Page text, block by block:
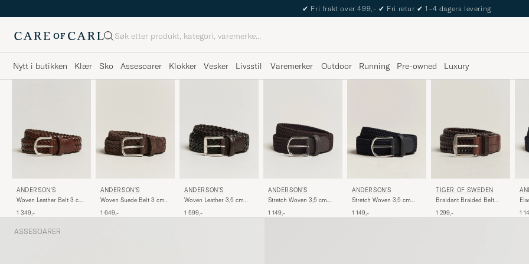
✔ Fri frakt over 499,- ✔ Fri retur ✔ 1–4 dagers levering
Søk
Nytt i butikken Klær Sko Assesoarer Klokker Vesker Livsstil Varemerker Outdoor Running Pre-owned Luxury
ANDERSON'S
Woven Leather Belt 3 cm
1 349,-
ANDERSON'S
Woven Suede Belt 3 cm
1 649,-
ANDERSON'S
Woven Leather 3,5 cm
1 599,-
ANDERSON'S
Stretch Woven 3,5 cm
1 149,-
ANDERSON'S
Stretch Woven 3,5 cm
1 149,-
TIGER OF SWEDEN
Braidant Braided Belt
1 299,- 1
ASSESOARER